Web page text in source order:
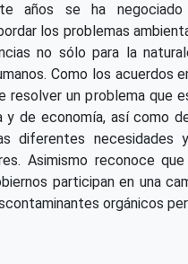
años se ha
los problemas
no sólo para la
Como los acuerdos
resolver un problema que
de economía, así como
diferentes necesidades
Asimismo reconoce
participan en una
orgánicos